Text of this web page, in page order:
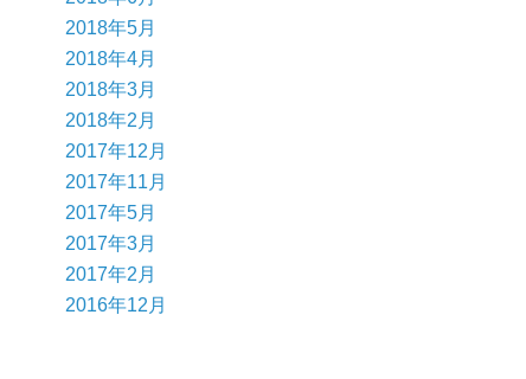
2018年5月
2018年4月
2018年3月
2018年2月
2017年12月
2017年11月
2017年5月
2017年3月
2017年2月
2016年12月